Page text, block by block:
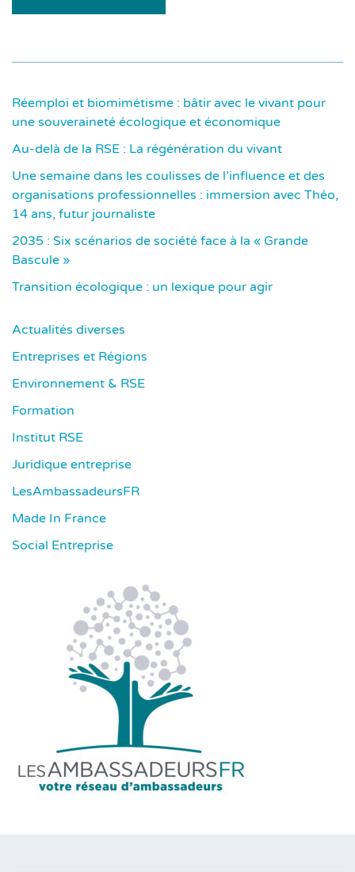
Réemploi et biomimétisme : bâtir avec le vivant pour
une souveraineté écologique et économique
Au-delà de la RSE : La régénération du vivant
Une semaine dans les coulisses de l’influence et des
organisations professionnelles : immersion avec Théo,
14 ans, futur journaliste
2035 : Six scénarios de société face à la « Grande
Bascule »
Transition écologique : un lexique pour agir
Actualités diverses
Entreprises et Régions
Environnement & RSE
Formation
Institut RSE
Juridique entreprise
LesAmbassadeursFR
Made In France
Social Entreprise